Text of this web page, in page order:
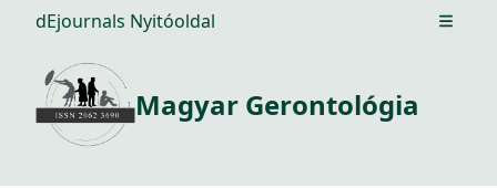
dEjournals Nyitóoldal Open
Magyar Gerontológia